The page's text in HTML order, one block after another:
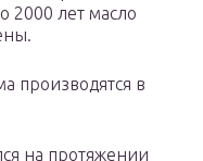
2000 лет масло
производятся в
на протяжении